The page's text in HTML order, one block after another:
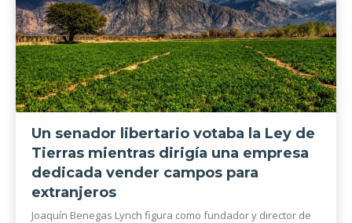
Un senador libertario votaba la Ley de
Tierras mientras dirigía una empresa
dedicada vender campos para
extranjeros
Joaquín Benegas Lynch figura como fundador y director de